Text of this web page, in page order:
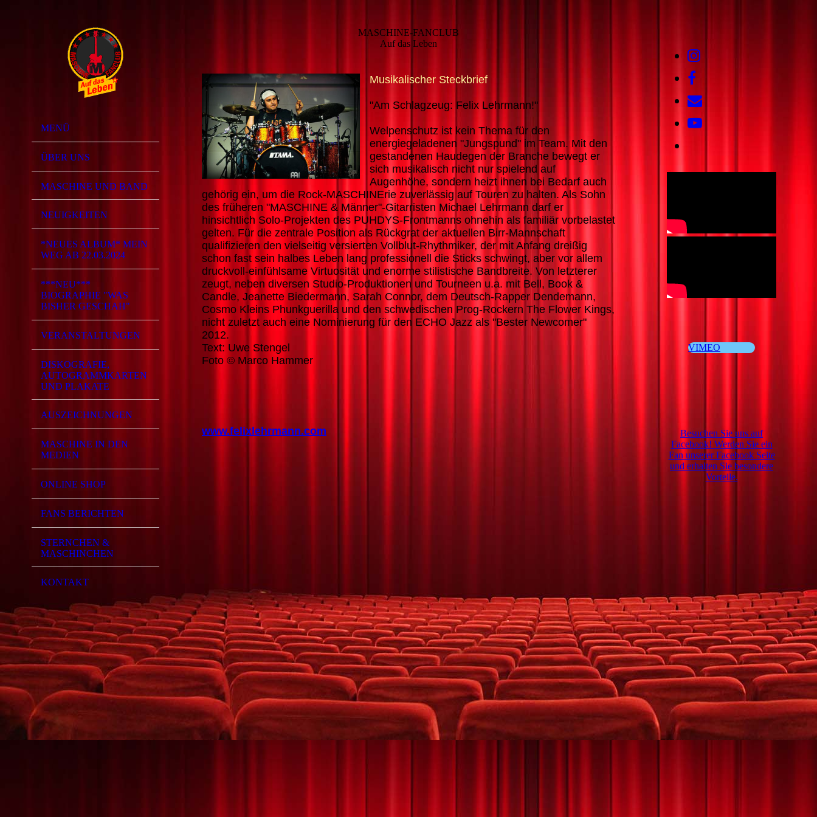
MENÜ
ÜBER UNS
MASCHINE UND BAND
NEUIGKEITEN
*NEUES ALBUM* MEIN
WEG AB 22.03.2024
***NEU***
BIOGRAPHIE "WAS
BISHER GESCHAH"
VERANSTALTUNGEN
DISKOGRAFIE,
AUTOGRAMMKARTEN
UND PLAKATE
AUSZEICHNUNGEN
MASCHINE IN DEN
MEDIEN
ONLINE SHOP
FANS BERICHTEN
STERNCHEN &
MASCHINCHEN
KONTAKT
MASCHINE-FANCLUB
Auf das Leben
Musikalischer Steckbrief
"Am Schlagzeug: Felix Lehrmann!"
Welpenschutz ist kein Thema für den
energiegeladenen "Jungspund" im Team. Mit den
gestandenen Haudegen der Branche bewegt er
sich musikalisch nicht nur spielend auf
Augenhöhe, sondern heizt ihnen bei Bedarf auch
gehörig ein, um die Rock-MASCHINErie zuverlässig auf Touren zu halten. Als Sohn
des früheren "MASCHINE & Männer"-Gitarristen Michael Lehrmann darf er
hinsichtlich Solo-Projekten des PUHDYS-Frontmanns ohnehin als familiär vorbelastet
gelten. Für die zentrale Position als Rückgrat der aktuellen Birr-Mannschaft
qualifizieren den vielseitig versierten Vollblut-Rhythmiker, der mit Anfang dreißig
schon fast sein halbes Leben lang professionell die Sticks schwingt, aber vor allem
druckvoll-einfühlsame Virtuosität und enorme stilistische Bandbreite. Von letzterer
zeugt, neben diversen Studio-Produktionen und Tourneen u.a. mit Bell, Book &
Candle, Jeanette Biedermann, Sarah Connor, dem Deutsch-Rapper Dendemann,
Cosmo Kleins Phunkguerilla und den schwedischen Prog-Rockern The Flower Kings,
nicht zuletzt auch eine Nominierung für den ECHO Jazz als "Bester Newcomer"
2012.
Text: Uwe Stengel
Foto © Marco Hammer
www.felixlehrmann.com
VIMEO
Besuchen Sie uns auf
Facebook! Werden Sie ein
Fan unserer Facebook Seite
und erhalten Sie besondere
Vorteile.